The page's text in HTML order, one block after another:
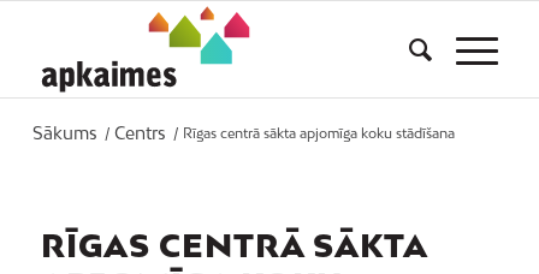
Sākums / Centrs / Rīgas centrā sākta apjomīga koku stādīšana
RĪGAS CENTRĀ SĀKTA